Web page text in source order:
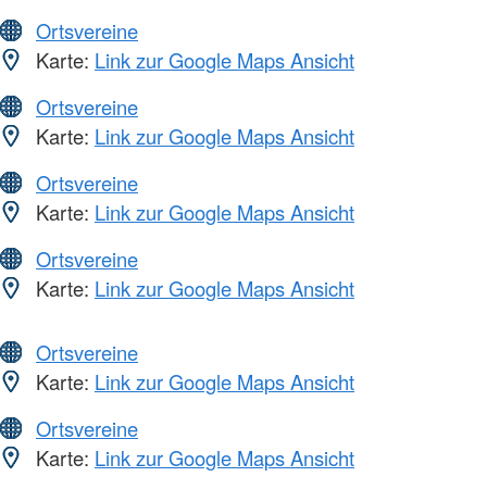
Ortsvereine
Karte: Link zur Google Maps Ansicht
Ortsvereine
Karte: Link zur Google Maps Ansicht
Ortsvereine
Karte: Link zur Google Maps Ansicht
Ortsvereine
Karte: Link zur Google Maps Ansicht
Ortsvereine
Karte: Link zur Google Maps Ansicht
Ortsvereine
Karte: Link zur Google Maps Ansicht